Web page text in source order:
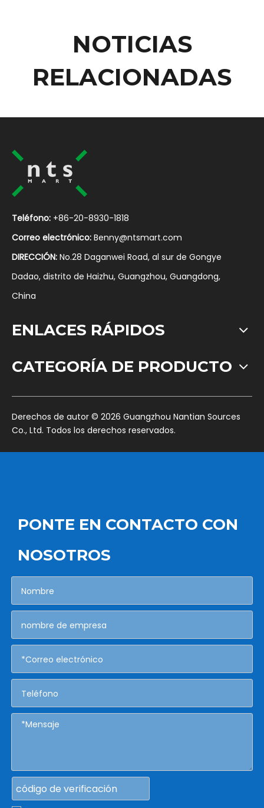
NOTICIAS
RELACIONADAS
Teléfono: +86-20-8930-1818
Correo electrónico: Benny@ntsmart.com
DIRECCIÓN: No.28 Daganwei Road, al sur de Gongye
Dadao, distrito de Haizhu, Guangzhou, Guangdong,
China
ENLACES RÁPIDOS
CATEGORÍA DE PRODUCTO
​Derechos de autor © 2026 Guangzhou Nantian Sources
Co., Ltd. Todos los derechos reservados.
PONTE EN CONTACTO CON
NOSOTROS